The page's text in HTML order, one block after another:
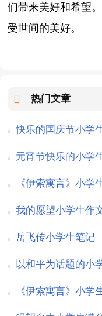
们带来美好和希望
受世间的美好。
热门文章
快乐的国庆节小学
元宵节快乐的小学
《伊索寓言》小学
我的愿望小学生作
岳飞传小学生笔记
以和平为话题的小
《伊索寓言》小学